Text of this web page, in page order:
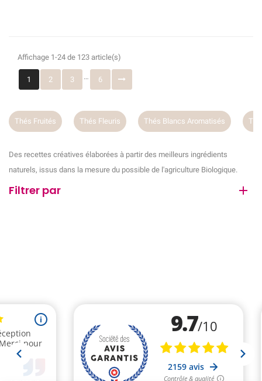
Affichage 1-24 de 123 article(s)
1 2 3 … 6
Thés Fruités Thés Fleuris Thés Blancs Aromatisés
Des recettes créatives élaborées à partir des meilleurs ingrédients
naturels, issus dans la mesure du possible de l'agriculture Biologique.
Filtrer par